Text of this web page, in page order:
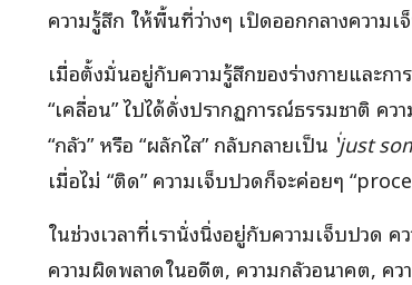
ความรู้สึก ให้พื้นที่ว่างๆ เปิดออกกลางความ
เมื่อตั้งมั่นอยู่กับความรู้สึกของร่างกายและก
“เคลื่อน” ไปได้ดั่งปรากฏการณ์ธรรมชาติ ค
“กลัว” หรือ “ผลักไส” กลับกลายเป็น ‘่just
เมื่อไม่ “ติด” ความเจ็บปวดก็จะค่อยๆ
ในช่วงเวลาที่เรานั่งนิ่งอยู่กับความเจ็บปวด
ความผิดพลาดในอดีต, ความกลัวอนาคต, คว